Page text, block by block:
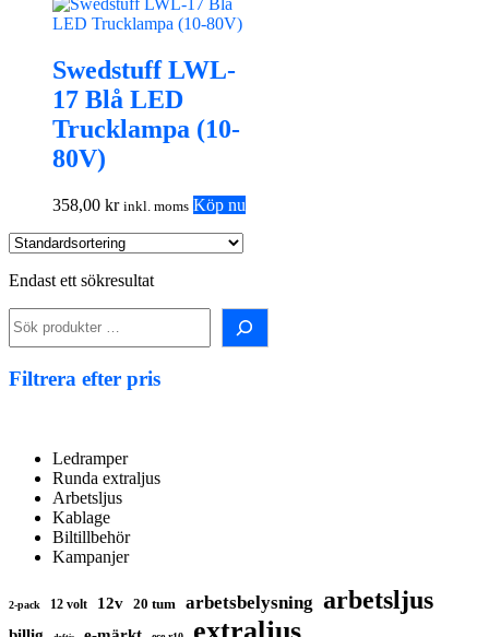
Swedstuff LWL-
17 Blå LED
Trucklampa (10-
80V)
358,00 kr inkl. moms Köp nu
Endast ett sökresultat
Filtrera efter pris
Ledramper
Runda extraljus
Arbetsljus
Kablage
Biltillbehör
Kampanjer
2-pack 12 volt 12v 20 tum arbetsbelysning arbetsljus